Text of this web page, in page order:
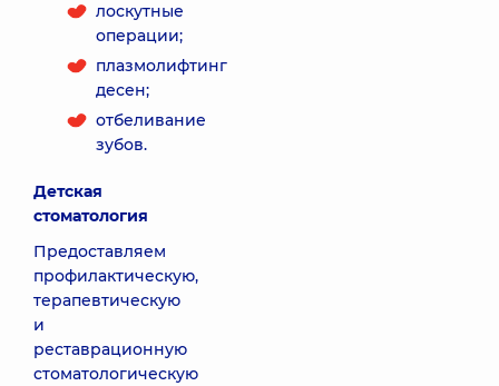
лоскутные
операции;
плазмолифтинг
десен;
отбеливание
зубов.
Детская
стоматология
Предоставляем
профилактическую,
терапевтическую
и
реставрационную
стоматологическую